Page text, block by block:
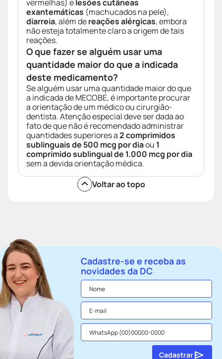
vermelhas) elesões cutâneas
exantemáticas (machucados na pele),
diarreia, além dereações alérgicas, embora
não esteja totalmente claro a origem de tais
reações.
O que fazer se alguém usar uma
quantidade maior do que a indicada
deste medicamento?
Se alguém usar uma quantidade maior do que
a indicada de MECOBE, é importante procurar
a orientação de um médico ou cirurgião-
dentista. Atenção especial deve ser dada ao
fato de que não é recomendado administrar
quantidades superiores a2 comprimidos
sublinguais de 500 mcg por diaou 1
comprimido sublingual de 1.000 mcg por dia
sem a devida orientação médica.
Voltar ao topo
Cadastre-se e receba as
novidades da DC
Cadastrar